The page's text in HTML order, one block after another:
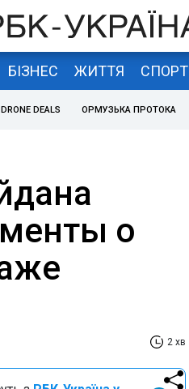
БІЗНЕС ЖИТТЯ СПОРТ
DRONE DEALS ОРМУЗЬКА ПРОТОКА
о
2 хв